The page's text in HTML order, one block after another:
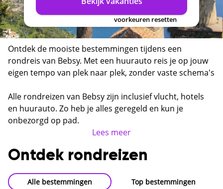
voorkeuren resetten
Ontdek de mooiste bestemmingen tijdens een
rondreis van Bebsy. Met een huurauto reis je op jouw
eigen tempo van plek naar plek, zonder vaste schema's
de vulkanische landschappen van IJsland en de
authentieke dorpjes van Puglia — een rondreis laat je
een bestemming echt leren kennen.
Alle rondreizen van Bebsy zijn inclusief vlucht, hotels
en huurauto. Zo heb je alles geregeld en kun je
onbezorgd op pad.
Lees meer
Ontdek rondreizen
Alle bestemmingen Top bestemmingen